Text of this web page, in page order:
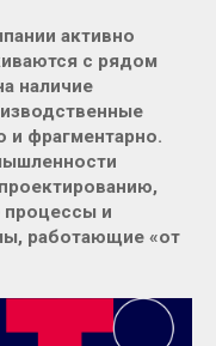
активно
с рядом
наличие
и фрагментарно.
и
работающие «от